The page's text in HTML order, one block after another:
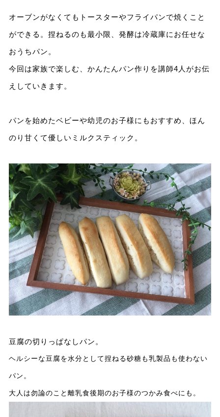
オーブンがなくてもトースターやフライパンで焼くこと
ができる。捏ねるのも最小限、発酵は冷蔵庫にお任せな
おうちパン。
今回は家族で楽しむ、かんたんパン作りを講師4人がお伝
えしていきます。
パンを始めたベビーや幼児のお子様にもおすすめ、ほん
のり甘くて優しいミルクスティック。
豆腐の切りっぱなしパン。
ヘルシーな豆腐を水分として捏ねる砂糖も乳製品も使わない
パン。
大人は勿論のこと 離乳食後期のお子様のつかみ食べにも。